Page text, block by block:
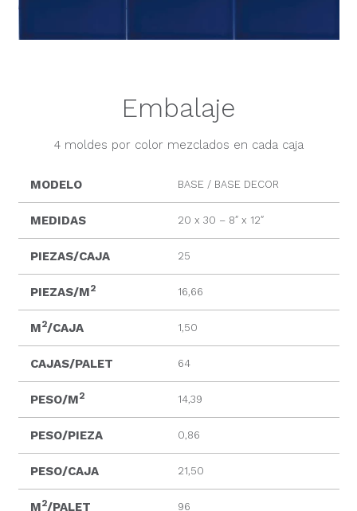
Embalaje
4 moldes por color mezclados en cada caja
MODELO BASE / BASE DECOR
MEDIDAS 20 x 30 – 8″ x 12″
PIEZAS/CAJA 25
PIEZAS/M2 16,66
M2/CAJA 1,50
CAJAS/PALET 64
PESO/M2 14,39
PESO/PIEZA 0,86
PESO/CAJA 21,50
M2/PALET 96